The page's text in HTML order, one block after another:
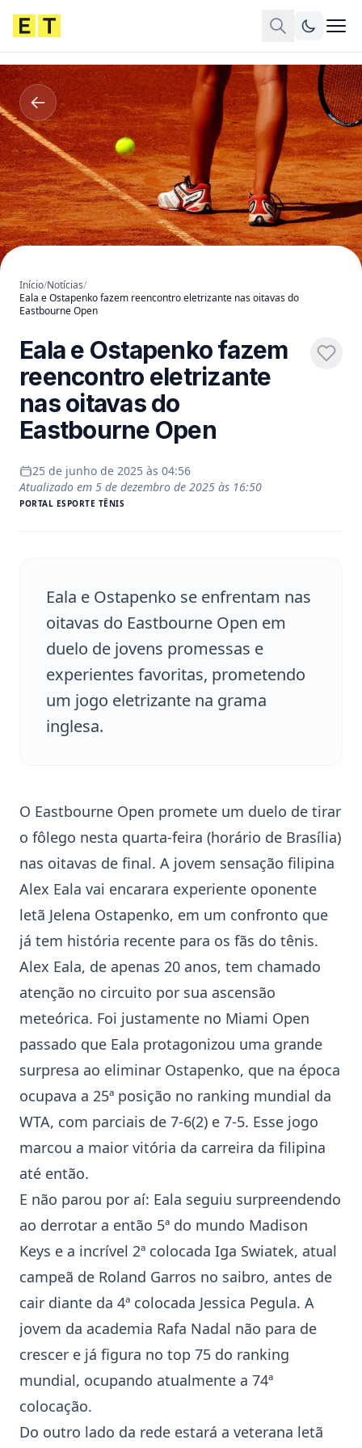
Início/Notícias/
Eala e Ostapenko fazem reencontro eletrizante nas oitavas do
Eastbourne Open
Eala e Ostapenko fazem
reencontro eletrizante
nas oitavas do
Eastbourne Open
25 de junho de 2025 às 04:56
Atualizado em 5 de dezembro de 2025 às 16:50
PORTAL ESPORTE TÊNIS
Eala e Ostapenko se enfrentam nas
oitavas do Eastbourne Open em
duelo de jovens promessas e
experientes favoritas, prometendo
um jogo eletrizante na grama
inglesa.
O Eastbourne Open promete um duelo de tirar
o fôlego nesta quarta-feira (horário de Brasília)
nas oitavas de final. A jovem sensação filipina
Alex Eala vai encarara experiente oponente
letã Jelena Ostapenko, em um confronto que
já tem história recente para os fãs do tênis.
Alex Eala, de apenas 20 anos, tem chamado
atenção no circuito por sua ascensão
meteórica. Foi justamente no Miami Open
passado que Eala protagonizou uma grande
surpresa ao eliminar Ostapenko, que na época
ocupava a 25ª posição no ranking mundial da
WTA, com parciais de 7-6(2) e 7-5. Esse jogo
marcou a maior vitória da carreira da filipina
até então.
E não parou por aí: Eala seguiu surpreendendo
ao derrotar a então 5ª do mundo Madison
Keys e a incrível 2ª colocada Iga Swiatek, atual
campeã de Roland Garros no saibro, antes de
cair diante da 4ª colocada Jessica Pegula. A
jovem da academia Rafa Nadal não para de
crescer e já figura no top 75 do ranking
mundial, ocupando atualmente a 74ª
colocação.
Do outro lado da rede estará a veterana letã